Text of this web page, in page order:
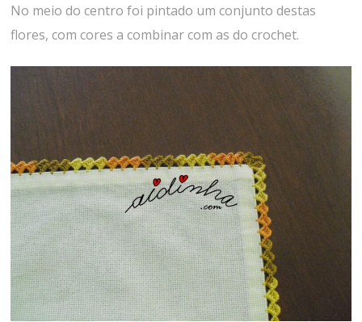
No meio do centro foi pintado um conjunto destas
flores, com cores a combinar com as do crochet.